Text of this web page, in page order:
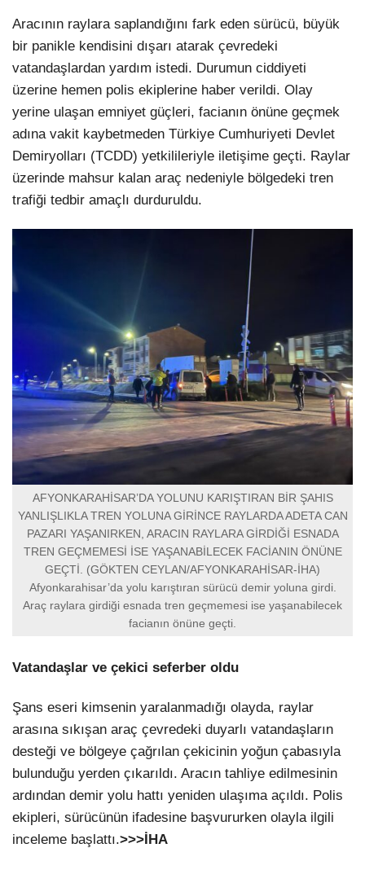
Aracının raylara saplandığını fark eden sürücü, büyük
bir panikle kendisini dışarı atarak çevredeki
vatandaşlardan yardım istedi. Durumun ciddiyeti
üzerine hemen polis ekiplerine haber verildi. Olay
yerine ulaşan emniyet güçleri, facianın önüne geçmek
adına vakit kaybetmeden Türkiye Cumhuriyeti Devlet
Demiryolları (TCDD) yetkilileriyle iletişime geçti. Raylar
üzerinde mahsur kalan araç nedeniyle bölgedeki tren
trafiği tedbir amaçlı durduruldu.
AFYONKARAHİSAR’DA YOLUNU KARIŞTIRAN BİR ŞAHIS
YANLIŞLIKLA TREN YOLUNA GİRİNCE RAYLARDA ADETA CAN
PAZARI YAŞANIRKEN, ARACIN RAYLARA GİRDİĞİ ESNADA
TREN GEÇMEMESİ İSE YAŞANABİLECEK FACİANIN ÖNÜNE
GEÇTİ. (GÖKTEN CEYLAN/AFYONKARAHİSAR-İHA)
Afyonkarahisar’da yolu karıştıran sürücü demir yoluna girdi.
Araç raylara girdiği esnada tren geçmemesi ise yaşanabilecek
facianın önüne geçti.
Vatandaşlar ve çekici seferber oldu
Şans eseri kimsenin yaralanmadığı olayda, raylar
arasına sıkışan araç çevredeki duyarlı vatandaşların
desteği ve bölgeye çağrılan çekicinin yoğun çabasıyla
bulunduğu yerden çıkarıldı. Aracın tahliye edilmesinin
ardından demir yolu hattı yeniden ulaşıma açıldı. Polis
ekipleri, sürücünün ifadesine başvururken olayla ilgili
inceleme başlattı.>>>İHA